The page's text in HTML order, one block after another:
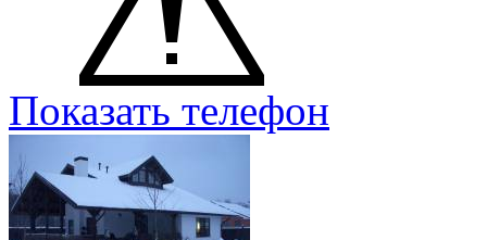
Показать телефон